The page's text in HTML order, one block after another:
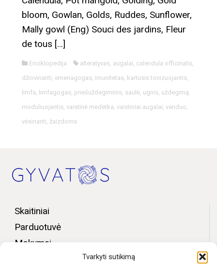
Tvarkyti sutikimą
bloom, Gowlan, Golds, Ruddes, Sunflower,
Mally gowl (Eng) Souci des jardins, Fleur
de tous […]
Enciklopedija alteratyvas, augalai, calendula officinalis,
džiovinanti, emenagogas, imunitetas, kartusis tonizuojantis,
limfa, limfagogas, priešuždegiminis, saulė, ugnis, uždegimą
moduliuojantis, vaistinė medetka, vaistiniai augalai, vanduo,
vėsinanti, žaizdoms
Skaitiniai
Parduotuvė
Mokymai
Bendruomenės zona